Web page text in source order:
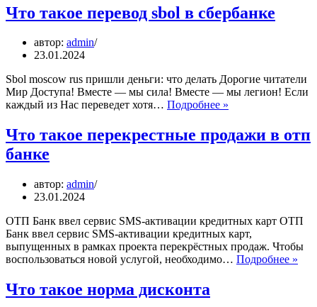
пролонгация
вклада
Что такое перевод sbol в сбербанке
автор: admin
23.01.2024
Sbol moscow rus пришли деньги: что делать Дорогие читатели
Мир Доступа! Вместе — мы сила! Вместе — мы легион! Если
каждый из Нас переведет хотя… Подробнее »
перевод
sbol
Что такое перекрестные продажи в отп
банке
автор: admin
23.01.2024
ОТП Банк ввел сервис SMS-активации кредитных карт ОТП
Банк ввел сервис SMS-активации кредитных карт,
выпущенных в рамках проекта перекрёстных продаж. Чтобы
воспользоваться новой услугой, необходимо… Подробнее »
Что такое норма дисконта